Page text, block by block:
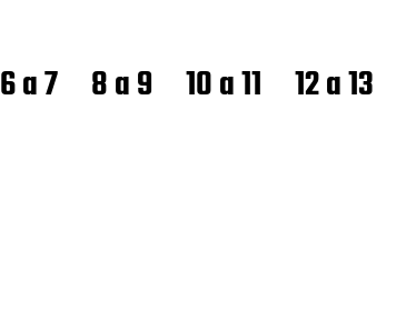
6 a 7 8 a 9 10 a 11 12 a 13